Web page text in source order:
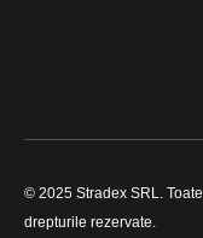
© 2025 Stradex SRL. Toate
drepturile rezervate.